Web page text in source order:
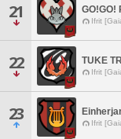
21 GO!GO!
Ifrit
22 TUKE
Ifrit
23 Ifrit